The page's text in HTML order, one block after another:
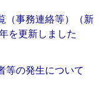
（事務連絡等）（新
を更新しました
等の発生について